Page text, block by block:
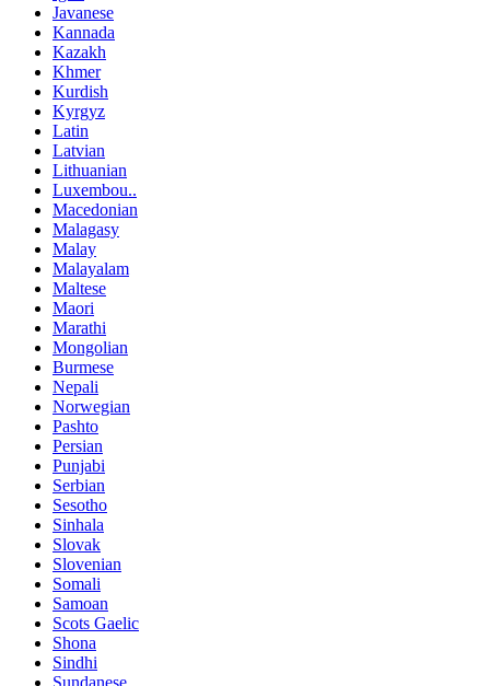
Javanese
Kannada
Kazakh
Khmer
Kurdish
Kyrgyz
Latin
Latvian
Lithuanian
Luxembou..
Macedonian
Malagasy
Malay
Malayalam
Maltese
Maori
Marathi
Mongolian
Burmese
Nepali
Norwegian
Pashto
Persian
Punjabi
Serbian
Sesotho
Sinhala
Slovak
Slovenian
Somali
Samoan
Scots Gaelic
Shona
Sindhi